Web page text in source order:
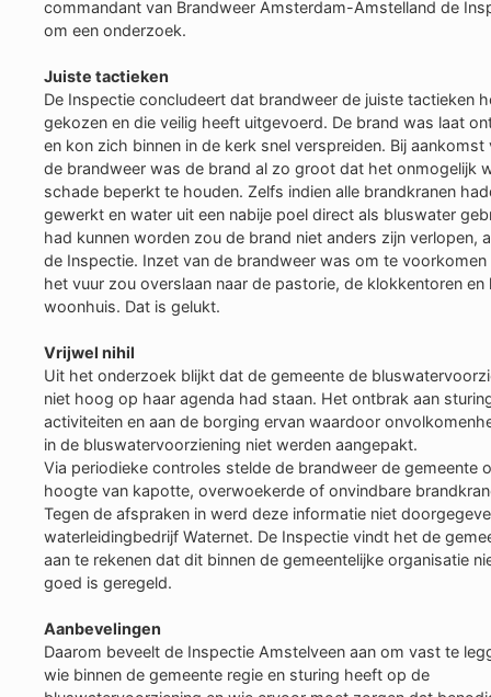
commandant van Brandweer Amsterdam-Amstelland de
om een onderzoek.
Juiste tactieken
De Inspectie concludeert dat brandweer de juiste tactieken
gekozen en die veilig heeft uitgevoerd. De brand was laat
en kon zich binnen in de kerk snel verspreiden. Bij aankomst
de brandweer was de brand al zo groot dat het onmogelijk
schade beperkt te houden. Zelfs indien alle brandkranen
gewerkt en water uit een nabije poel direct als bluswater
had kunnen worden zou de brand niet anders zijn verlopen,
de Inspectie. Inzet van de brandweer was om te voorkomen
het vuur zou overslaan naar de pastorie, de klokkentoren en
woonhuis. Dat is gelukt.
Vrijwel nihil
Uit het onderzoek blijkt dat de gemeente de
niet hoog op haar agenda had staan. Het ontbrak aan
activiteiten en aan de borging ervan waardoor
in de bluswatervoorziening niet werden aangepakt.
Via periodieke controles stelde de brandweer de gemeente
hoogte van kapotte, overwoekerde of onvindbare
Tegen de afspraken in werd deze informatie niet
waterleidingbedrijf Waternet. De Inspectie vindt het de
aan te rekenen dat dit binnen de gemeentelijke organisatie
goed is geregeld.
Aanbevelingen
Daarom beveelt de Inspectie Amstelveen aan om vast te
wie binnen de gemeente regie en sturing heeft op de